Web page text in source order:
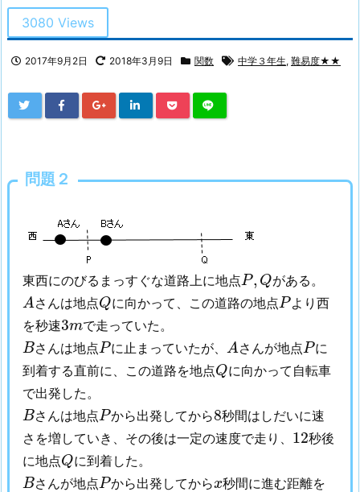
3080 Views
2017年9月2日 2018年3月9日 関数 中学３年生, 難易度★★
問題２
東西にのびるまっすぐな道路上に地点P, Q
P, Q がある。
A
A さんは地点Q
Qに向かって、この道路の地点P
P より西
を秒速3m
3mで走っていた。
B
B さんは地点P
P に止まっていたが、 A
A さんが地点P
Pに
到着する直前に、この道路を地点Q
Qに向かって自転車
で出発した。
B
B さんは地点P
Pから出発してから8
8秒間はしだいに速
さを増していき、その後は一定の速度で走り、 12
12秒後
に地点Q
Qに到着した。
B
B さんが地点P
Pから出発してからx
x秒間に進む距離を